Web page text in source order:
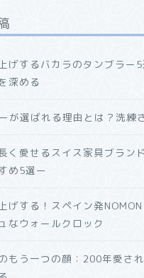
げするバカラのタンブラー
深める
が選ばれる理由とは？洗練
く愛せるスイス家具ブラン
め5選ー
げする！スペイン発
なウォールクロック
もう一つの顔：200年愛さ